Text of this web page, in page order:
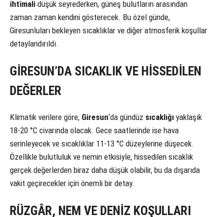
Instagram
ihtimali düşük seyrederken, güneş bulutların arasından
zaman zaman kendini gösterecek. Bu özel günde,
Giresunluları bekleyen sıcaklıklar ve diğer atmosferik koşullar
detaylandırıldı.
GİRESUN’DA SICAKLIK VE HİSSEDİLEN
DEĞERLER
Klimatik verilere göre, Giresun‘da gündüz sıcaklığı yaklaşık
18-20 °C civarında olacak. Gece saatlerinde ise hava
serinleyecek ve sıcaklıklar 11-13 °C düzeylerine düşecek.
Özellikle bulutluluk ve nemin etkisiyle, hissedilen sıcaklık
gerçek değerlerden biraz daha düşük olabilir, bu da dışarıda
vakit geçirecekler için önemli bir detay.
RÜZGÂR, NEM VE DENİZ KOŞULLARI